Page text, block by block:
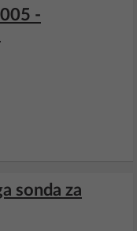
-
sonda za